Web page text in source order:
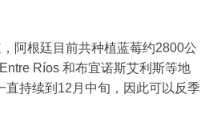
阿根廷目前共种植蓝莓约2800公
Ríos 和布宜诺斯艾利斯等地
直持续到12月中旬，因此可以反季